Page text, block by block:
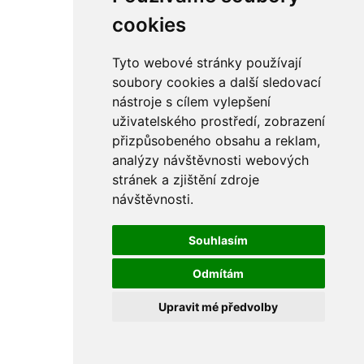
cookies
Tyto webové stránky používají
soubory cookies a další sledovací
nástroje s cílem vylepšení
uživatelského prostředí, zobrazení
přizpůsobeného obsahu a reklam,
analýzy návštěvnosti webových
stránek a zjištění zdroje
návštěvnosti.
Souhlasím
Odmítám
Upravit mé předvolby
řetězy
ostatní části
sekundární
sání
sedla
spojovací materiál
matice
podložky
pojistné kroužky
šrouby
výbava
výfuky a kolena
bowdeny a lanka
filtry
gufera